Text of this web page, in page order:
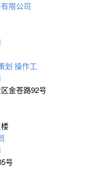
限公司
划 操作工
金苍路92号
号